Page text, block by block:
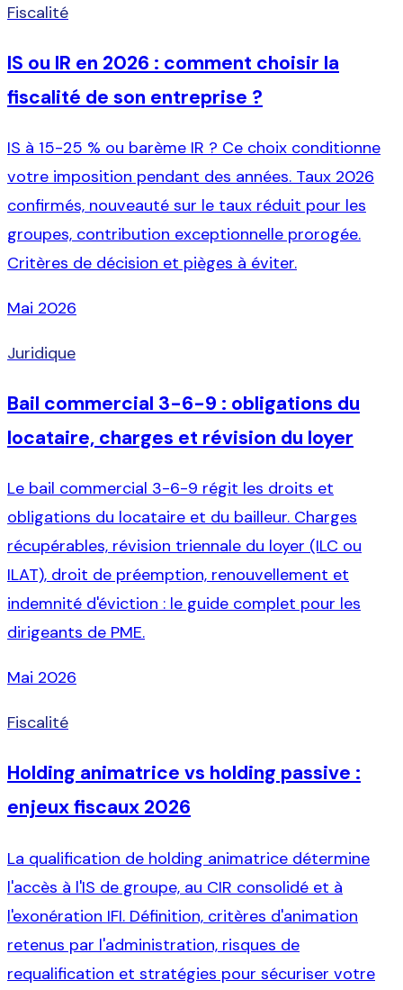
Fiscalité
IS ou IR en 2026 : comment choisir la
fiscalité de son entreprise ?
IS à 15-25 % ou barème IR ? Ce choix conditionne
votre imposition pendant des années. Taux 2026
confirmés, nouveauté sur le taux réduit pour les
groupes, contribution exceptionnelle prorogée.
Critères de décision et pièges à éviter.
Mai 2026
Juridique
Bail commercial 3-6-9 : obligations du
locataire, charges et révision du loyer
Le bail commercial 3-6-9 régit les droits et
obligations du locataire et du bailleur. Charges
récupérables, révision triennale du loyer (ILC ou
ILAT), droit de préemption, renouvellement et
indemnité d'éviction : le guide complet pour les
dirigeants de PME.
Mai 2026
Fiscalité
Holding animatrice vs holding passive :
enjeux fiscaux 2026
La qualification de holding animatrice détermine
l'accès à l'IS de groupe, au CIR consolidé et à
l'exonération IFI. Définition, critères d'animation
retenus par l'administration, risques de
requalification et stratégies pour sécuriser votre